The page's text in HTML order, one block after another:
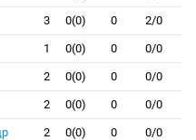
3 0(0) 0 2/0
1 0(0) 0 0/0
2 0(0) 0 0/0
2 0(0) 0 0/0
2 0(0) 0 0/0